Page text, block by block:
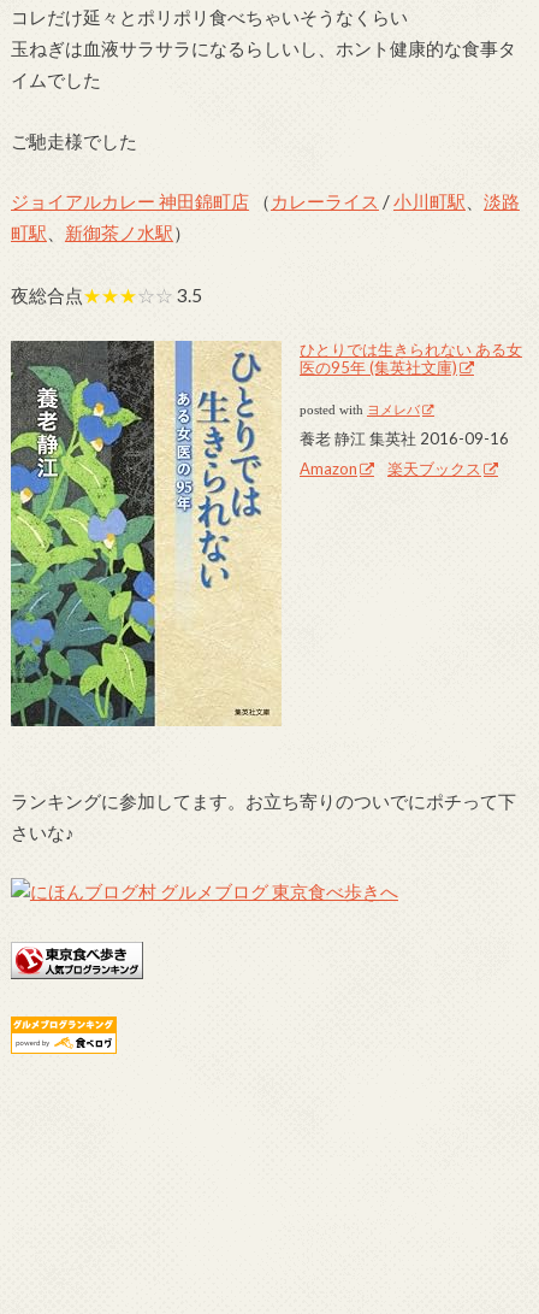
コレだけ延々とポリポリ食べちゃいそうなくらい
玉ねぎは血液サラサラになるらしいし、ホント健康的な食事タ
イムでした
ご馳走様でした
ジョイアルカレー 神田錦町店（ カレーライス /小川町駅
淡路
町駅
新御茶ノ水駅）
夜総合点★★★☆☆ 3.5
ひとりでは生きられない ある女
医の95年 (集英社文庫)
posted with ヨメレバ
養老 静江 集英社 2016-09-16
Amazon
楽天ブックス
ランキングに参加してます。お立ち寄りのついでにポチって下
さいな♪